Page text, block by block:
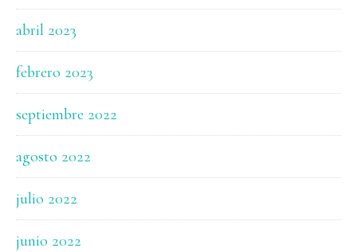
abril 2023
febrero 2023
septiembre 2022
agosto 2022
julio 2022
junio 2022